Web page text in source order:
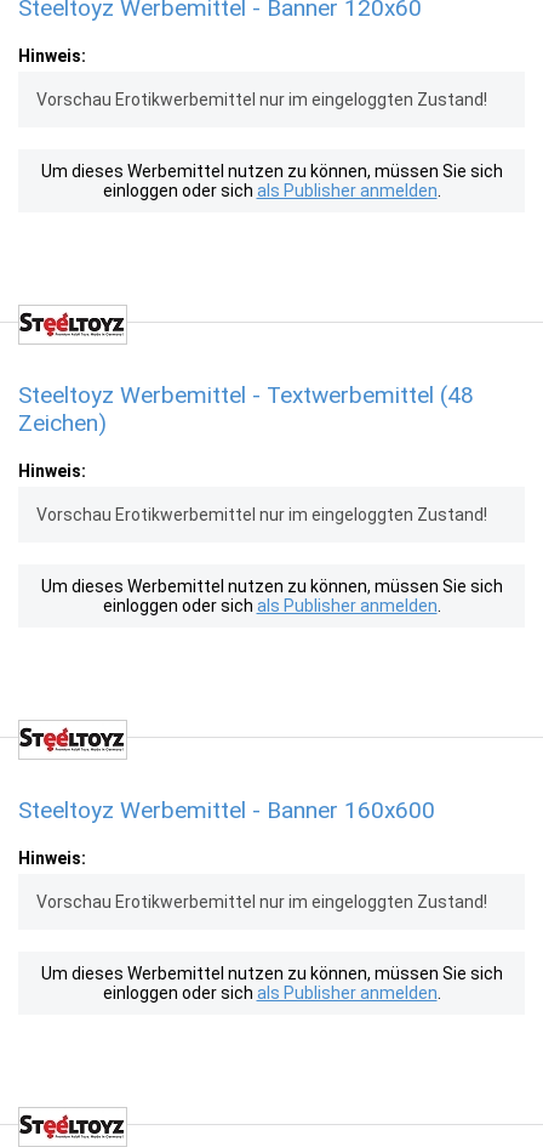
Steeltoyz Werbemittel - Banner 120x60
Hinweis:
Vorschau Erotikwerbemittel nur im eingeloggten Zustand!
Um dieses Werbemittel nutzen zu können, müssen Sie sich
einloggen oder sich als Publisher anmelden
Steeltoyz Werbemittel - Textwerbemittel (48
Zeichen)
Hinweis:
Vorschau Erotikwerbemittel nur im eingeloggten Zustand!
Um dieses Werbemittel nutzen zu können, müssen Sie sich
einloggen oder sich als Publisher anmelden
Steeltoyz Werbemittel - Banner 160x600
Hinweis:
Vorschau Erotikwerbemittel nur im eingeloggten Zustand!
Um dieses Werbemittel nutzen zu können, müssen Sie sich
einloggen oder sich als Publisher anmelden